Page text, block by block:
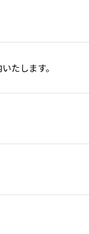
たします。